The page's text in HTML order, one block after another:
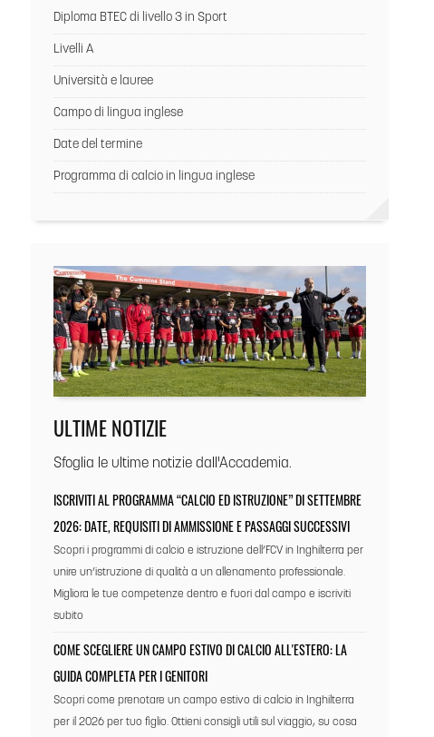
Diploma BTEC di livello 3 in Sport
Livelli A
Università e lauree
Campo di lingua inglese
Date del termine
Programma di calcio in lingua inglese
ULTIME NOTIZIE
Sfoglia le ultime notizie dall'Accademia.
ISCRIVITI AL PROGRAMMA “CALCIO ED ISTRUZIONE” DI SETTEMBRE
2026: DATE, REQUISITI DI AMMISSIONE E PASSAGGI SUCCESSIVI
Scopri i programmi di calcio e istruzione dell’FCV in Inghilterra per
unire un’istruzione di qualità a un allenamento professionale.
Migliora le tue competenze dentro e fuori dal campo e iscriviti
subito
COME SCEGLIERE UN CAMPO ESTIVO DI CALCIO ALL'ESTERO: LA
GUIDA COMPLETA PER I GENITORI
Scopri come prenotare un campo estivo di calcio in Inghilterra
per il 2026 per tuo figlio. Ottieni consigli utili sul viaggio, su cosa